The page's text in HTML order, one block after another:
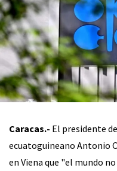
Caracas.- El presidente
ecuatoguineano Antonio
en Viena que "el mundo